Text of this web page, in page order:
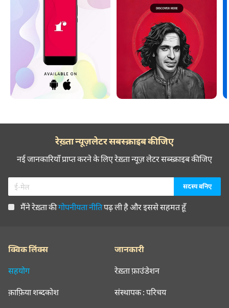
रेख़्ता न्यूज़लेटर सबस्क्राइब कीजिए
नई जानकारियाँ प्राप्त करने के लिए रेख़्ता न्यूज़ लेटर सब्स्क्राइब कीजिए
मैंने रेख़्ता कीगोपनीयता नीतिपढ़ ली है और इससे सहमत हूँ
क्विक लिंक्स
सहयोग
क़ाफ़िया शब्दकोश
जानकारी
रेख़्ता फ़ाउंडेशन
संस्थापक : परिचय